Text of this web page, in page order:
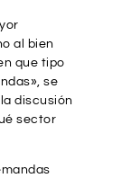
al bien
que tipo
se
discusión
sector